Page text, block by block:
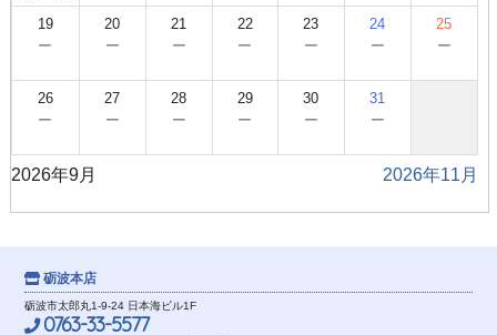
19
−
20
−
21
−
22
−
23
−
24
−
25
−
26
−
27
−
28
−
29
−
30
−
31
−
2026年9月 2026年11月
砺波本店
砺波市太郎丸1-9-24 日本海ビル1F
0763-33-5577